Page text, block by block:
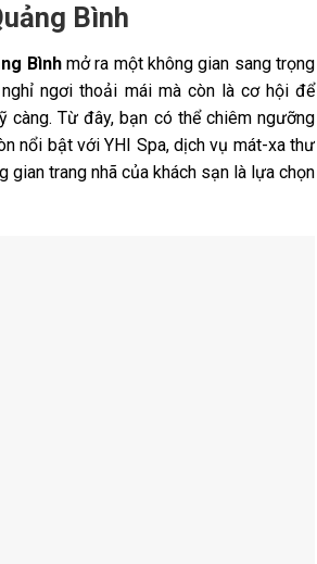
Bình
Bìnhmở ra một không gian sang trọng
ngơi thoải mái mà còn là cơ hội để
Từ đây, bạn có thể chiêm ngưỡng
nổi bật với YHI Spa, dịch vụ mát-xa thư
gian trang nhã của khách sạn là lựa chọn